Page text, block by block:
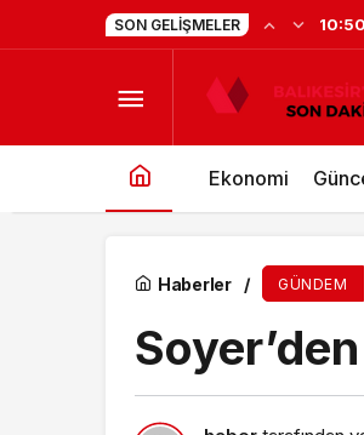
SON GELIŞMELER 10:39
Ekonomi
Haberler GÜNDEM
Didim Belediyesi, kent